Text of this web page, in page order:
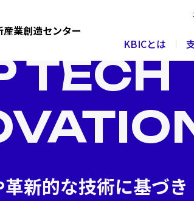
産業創造センター
KBICとは
TECH
新的な技術に基づき